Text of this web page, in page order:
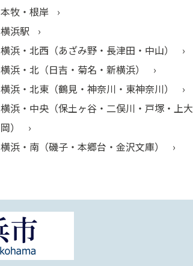
本牧・根岸
横浜駅
横浜・北西（あざみ野・長津田・中山）
横浜・北（日吉・菊名・新横浜）
横浜・北東（鶴見・神奈川・東神奈川）
横浜・中央（保土ヶ谷・二俣川・戸塚・上大
岡）
横浜・南（磯子・本郷台・金沢文庫）